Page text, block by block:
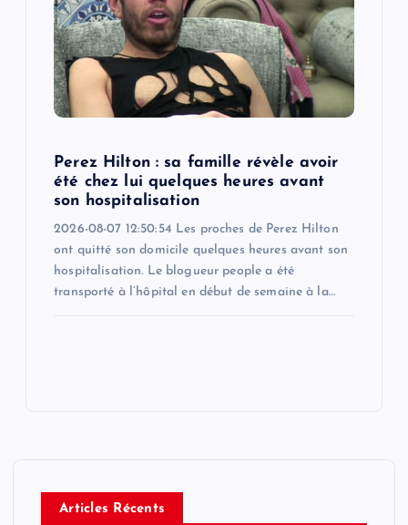
Perez Hilton : sa famille révèle avoir
été chez lui quelques heures avant
son hospitalisation
2026-08-07 12:50:54 Les proches de Perez Hilton
ont quitté son domicile quelques heures avant son
hospitalisation. Le blogueur people a été
transporté à l’hôpital en début de semaine à la…
Articles Récents